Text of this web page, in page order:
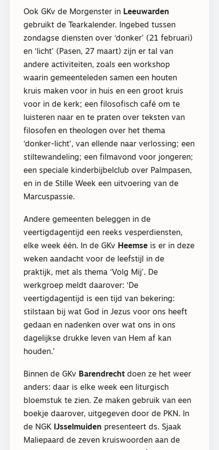
Ook GKv de Morgenster in Leeuwarden
gebruikt de Tearkalender. Ingebed tussen
zondagse diensten over ‘donker’ (21 februari)
en ‘licht’ (Pasen, 27 maart) zijn er tal van
andere activiteiten, zoals een workshop
waarin gemeenteleden samen een houten
kruis maken voor in huis en een groot kruis
voor in de kerk; een filosofisch café om te
luisteren naar en te praten over teksten van
filosofen en theologen over het thema
‘donker-licht’, van ellende naar verlossing; een
stiltewandeling; een filmavond voor jongeren;
een speciale kinderbijbelclub over Palmpasen,
en in de Stille Week een uitvoering van de
Marcuspassie.
Andere gemeenten beleggen in de
veertigdagentijd een reeks vesperdiensten,
elke week één. In de GKv Heemse is er in deze
weken aandacht voor de leefstijl in de
praktijk, met als thema ‘Volg Mij’. De
werkgroep meldt daarover: ‘De
veertigdagentijd is een tijd van bekering:
stilstaan bij wat God in Jezus voor ons heeft
gedaan en nadenken over wat ons in ons
dagelijkse drukke leven van Hem af kan
houden.’
Binnen de GKv Barendrecht doen ze het weer
anders: daar is elke week een liturgisch
bloemstuk te zien. Ze maken gebruik van een
boekje daarover, uitgegeven door de PKN. In
de NGK IJsselmuiden presenteert ds. Sjaak
Maliepaard de zeven kruiswoorden aan de